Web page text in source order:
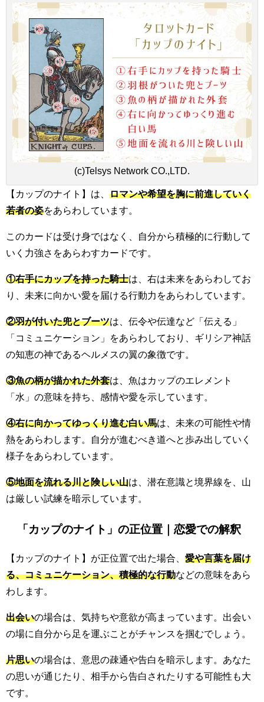
(c)Telsys Network CO.,LTD.
【カップのナイト】は、 ロマンや希望を胸に前進していく
若者の姿をあらわしています。
このカードは受け身ではなく、自分から積極的に行動して
いく力強さをあらわすカードです。
①右手にカップを持った騎士は、右は未来をあらわしてお
り、未来に向かい愛を届ける行動力をあらわしています。
②羽が付いた兜とブーツは、伝令や伝達など「伝える」
「コミュニケーション」をあらわしており、ギリシア神話
の知恵の神であるヘルメスの翼の象徴です。
③魚の柄が描かれた外套は、魚はカップのエレメント
「水」の意味を持ち、感情や愛を示しています。
④右に向かってゆっくり進む白い馬は、未来の可能性や情
熱をあらわします。自分が進むべき道へと歩み出していく
様子をあらわしています。
⑤地面を流れる川と険しい山は、潜在意識と境界線を、山
は厳しい試練を暗示しています。
「カップのナイト」の正位置｜恋愛での解釈
【カップのナイト】が正位置で出た場合、 愛や言葉を届け
る、コミュニケーション、積極的な行動などの意味をあら
わします。
出会いの場合は、気持ちや意欲が高まっています。出会い
の場に自分から足を運ぶことがチャンスを掴むでしょう。
片思いの場合は、意思の疎通や告白を暗示します。あなた
の思いが通じたり、相手から告白されたりする可能性も大
です。